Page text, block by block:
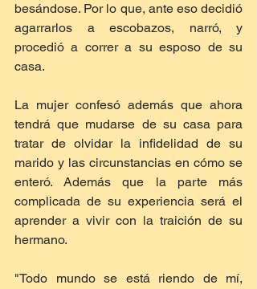
besándose. Por lo que, ante eso decidió
agarrarlos a escobazos, narró, y
procedió a correr a su esposo de su
casa.
La mujer confesó además que ahora
tendrá que mudarse de su casa para
tratar de olvidar la infidelidad de su
marido y las circunstancias en cómo se
enteró. Además que la parte más
complicada de su experiencia será el
aprender a vivir con la traición de su
hermano.
"Todo mundo se está riendo de mí,